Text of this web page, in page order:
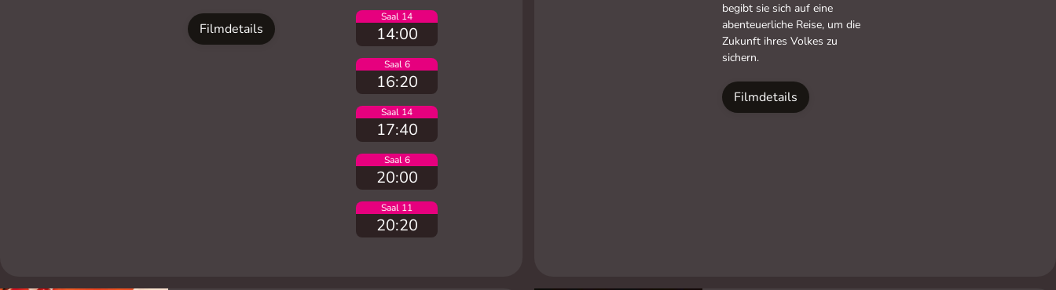
Filmdetails
Saal 14
14:00
Saal 6
16:20
Saal 14
17:40
Saal 6
20:00
Saal 11
20:20
begibt sie sich auf eine
abenteuerliche Reise, um die
Zukunft ihres Volkes zu
sichern.
Filmdetails